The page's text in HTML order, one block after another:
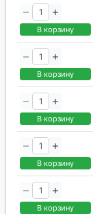
В корзину
В корзину
В корзину
В корзину
В корзину